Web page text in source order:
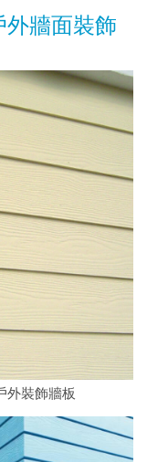
牆面裝飾
外裝飾牆板